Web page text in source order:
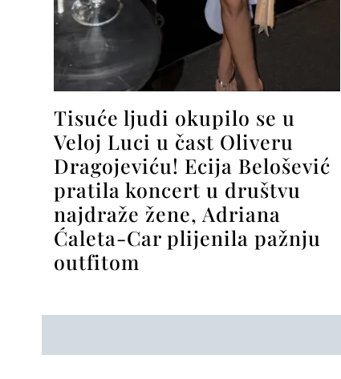
Tisuće ljudi okupilo se u
Veloj Luci u čast Oliveru
Dragojeviću! Ecija Belošević
pratila koncert u društvu
najdraže žene, Adriana
Ćaleta-Car plijenila pažnju
outfitom